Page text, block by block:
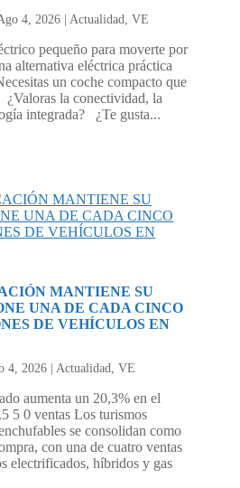
4, 2026 Actualidad ,VE
pequeño para moverte por
alternativa eléctrica práctica
un coche compacto que
la conectividad, la
integrada? ¿Te gusta...
MANTIENE SU
UNA DE CADA CINCO
DE VEHÍCULOS EN
4, 2026 Actualidad ,VE
aumenta un 20,3% en el
5 0 ventas Los turismos
se consolidan como
con una de cuatro ventas
electrificados, híbridos y gas